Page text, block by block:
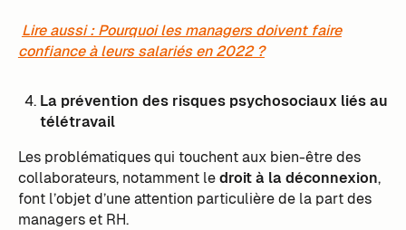
Lire aussi : Pourquoi les managers doivent faire
confiance à leurs salariés en 2022 ?
La prévention des risques psychosociaux liés au
télétravail
Les problématiques qui touchent aux bien-être des
collaborateurs, notamment ledroit à la déconnexion,
font l’objet d’une attention particulière de la part des
managers et RH.